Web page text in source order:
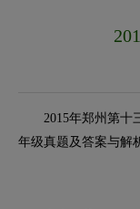
2015年郑州第十三
年级真题及答案与解